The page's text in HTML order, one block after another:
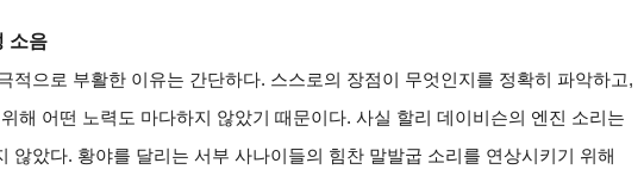
소음
적으로 부활한 이유는 간단하다. 스스로의 장점이 무엇인지를 정확히 파악하고,
해 어떤 노력도 마다하지 않았기 때문이다. 사실 할리 데이비슨의 엔진 소리는
않았다. 황야를 달리는 서부 사나이들의 힘찬 말발굽 소리를 연상시키기 위해